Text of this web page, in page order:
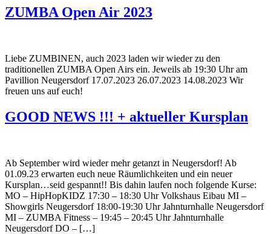
ZUMBA Open Air 2023
Liebe ZUMBINEN, auch 2023 laden wir wieder zu den
traditionellen ZUMBA Open Airs ein. Jeweils ab 19:30 Uhr am
Pavillion Neugersdorf 17.07.2023 26.07.2023 14.08.2023 Wir
freuen uns auf euch!
GOOD NEWS !!! + aktueller Kursplan
Ab September wird wieder mehr getanzt in Neugersdorf! Ab
01.09.23 erwarten euch neue Räumlichkeiten und ein neuer
Kursplan…seid gespannt!! Bis dahin laufen noch folgende Kurse:
MO – HipHopKIDZ 17:30 – 18:30 Uhr Volkshaus Eibau MI –
Showgirls Neugersdorf 18:00-19:30 Uhr Jahnturnhalle Neugersdorf
MI – ZUMBA Fitness – 19:45 – 20:45 Uhr Jahnturnhalle
Neugersdorf DO – […]